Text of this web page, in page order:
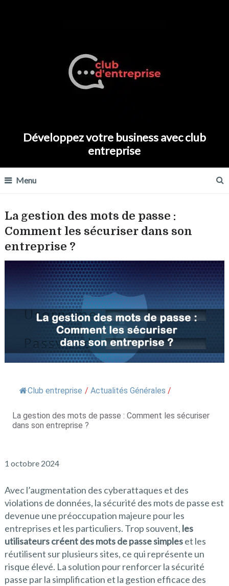
Développez votre business avec club
entreprise
Menu
La gestion des mots de passe :
Comment les sécuriser dans son
entreprise ?
Club entreprise / Actualités Générales /
La gestion des mots de passe : Comment les sécuriser
dans son entreprise ?
1 octobre 2024
Avec l’augmentation des cyberattaques et des
violations de données, la sécurité des mots de passe est
devenue une préoccupation majeure pour les
entreprises et les particuliers. Trop souvent, les
utilisateurs créent des mots de passe simpleset les
réutilisent sur plusieurs sites, ce qui représente un
risque élevé. La solution pour renforcer la sécurité
passe par la simplification et la gestion efficace des